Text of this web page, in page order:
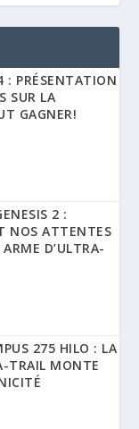
: PRÉSENTATION
SUR LA
GAGNER!
2 :
NOS ATTENTES
D’ULTRA-
275 HILO : LA
TRAIL MONTE